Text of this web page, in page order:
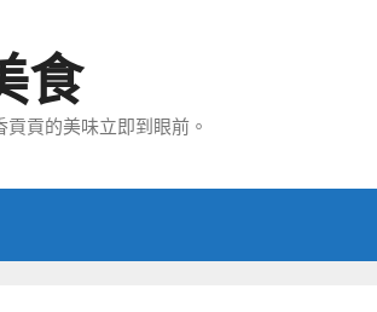
食
貢的美味立即到眼前。